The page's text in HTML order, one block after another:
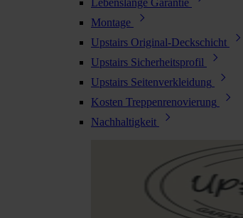
Lebenslange Garantie
Montage
Upstairs Original-Deckschicht
Upstairs Sicherheitsprofil
Upstairs Seitenverkleidung
Kosten Treppenrenovierung
Nachhaltigkeit